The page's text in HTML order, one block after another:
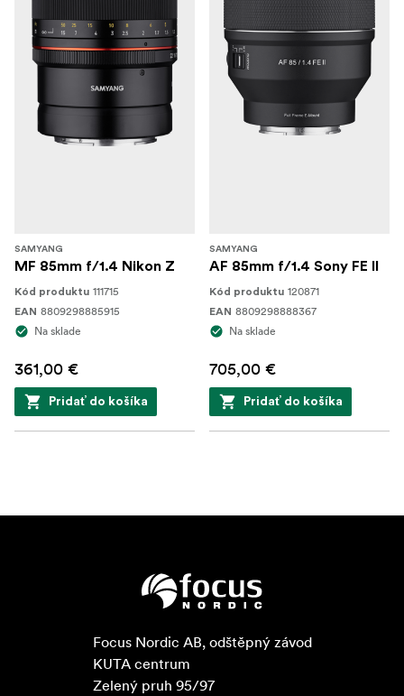
SAMYANG
MF 85mm f/1.4 Nikon Z
Kód produktu 111715
EAN 8809298885915
Na sklade
361,00 €
Pridať do košíka
SAMYANG
AF 85mm f/1.4 Sony FE II
Kód produktu 120871
EAN 8809298888367
Na sklade
705,00 €
Pridať do košíka
Focus Nordic AB, odštěpný závod
KUTA centrum
Zelený pruh 95/97